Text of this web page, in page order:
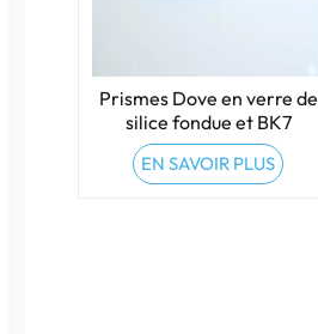
Prismes Dove en verre de
silice fondue et BK7
EN SAVOIR PLUS